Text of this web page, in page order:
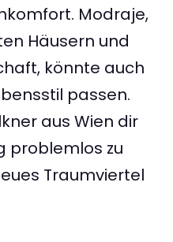
Modraje,
Häusern und
könnte auch
passen.
aus Wien dir
problemlos zu
Traumviertel